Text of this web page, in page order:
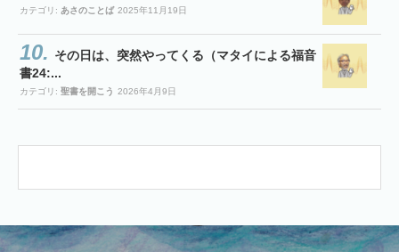
カテゴリ: あさのことば 2025年11月19日
その日は、突然やってくる（マタイによる福音
書24:...
カテゴリ: 聖書を開こう 2026年4月9日